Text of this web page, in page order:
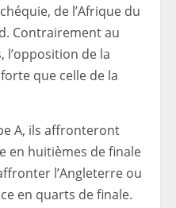
de l’Afrique du
Contrairement au
l’opposition de la
que celle de la
A, ils affronteront
en huitièmes de finale
l’Angleterre ou
en quarts de finale.